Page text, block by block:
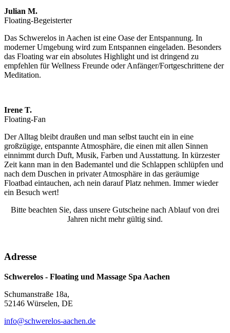
Julian M.
Floating-Begeisterter
Das Schwerelos in Aachen ist eine Oase der Entspannung. In
moderner Umgebung wird zum Entspannen eingeladen. Besonders
das Floating war ein absolutes Highlight und ist dringend zu
empfehlen für Wellness Freunde oder Anfänger/Fortgeschrittene der
Meditation.
Irene T.
Floating-Fan
Der Alltag bleibt draußen und man selbst taucht ein in eine
großzügige, entspannte Atmosphäre, die einen mit allen Sinnen
einnimmt durch Duft, Musik, Farben und Ausstattung. In kürzester
Zeit kann man in den Bademantel und die Schlappen schlüpfen und
nach dem Duschen in privater Atmosphäre in das geräumige
Floatbad eintauchen, ach nein darauf Platz nehmen. Immer wieder
ein Besuch wert!
Bitte beachten Sie, dass unsere Gutscheine nach Ablauf von drei
Jahren nicht mehr gültig sind.
Adresse
Schwerelos - Floating und Massage Spa Aachen
Schumanstraße 18a,
52146 Würselen, DE
info@schwerelos-aachen.de